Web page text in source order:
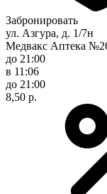
Забронировать
ул. Азгура, д. 1/7н
Медвакс Аптека
до 21:00
в 11:06
до 21:00
8,50 р.